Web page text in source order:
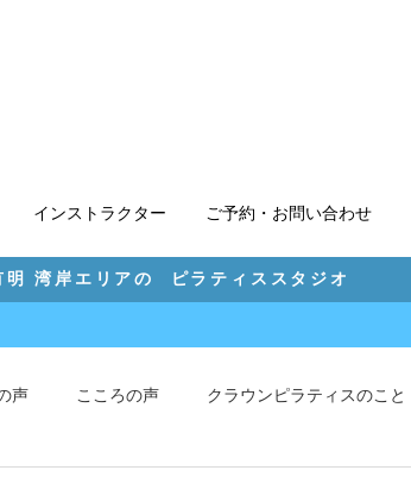
インストラクター ご予約・お問い合わせ
湾岸エリアの ピラティススタジオ
声 こころの声 クラウンピラティスのこと